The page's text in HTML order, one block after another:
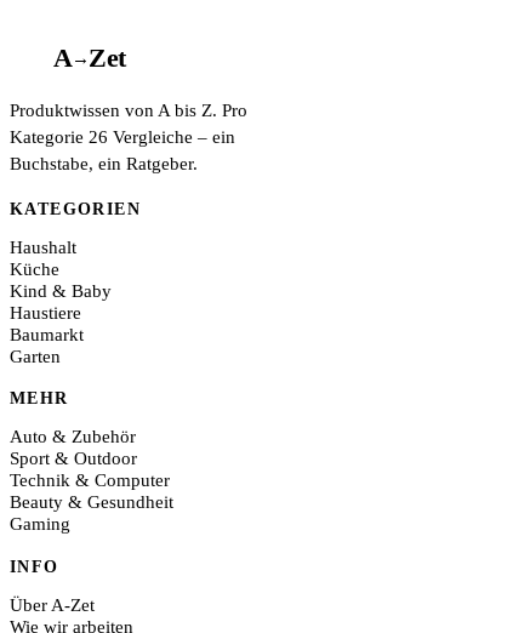
A→Zet
Produktwissen von A bis Z. Pro
Kategorie 26 Vergleiche – ein
Buchstabe, ein Ratgeber.
KATEGORIEN
Haushalt
Küche
Kind & Baby
Haustiere
Baumarkt
Garten
MEHR
Auto & Zubehör
Sport & Outdoor
Technik & Computer
Beauty & Gesundheit
Gaming
INFO
Über A-Zet
Wie wir arbeiten